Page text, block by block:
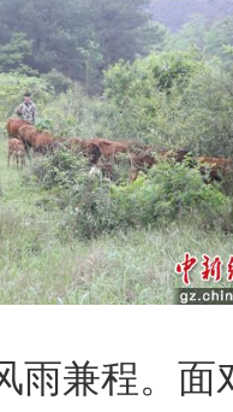
兼程。面